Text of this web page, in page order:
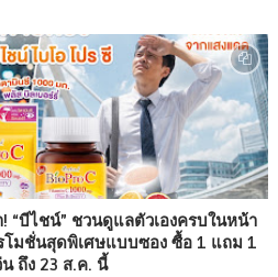
“บีไชน์” ชวนดูแลตัวเองครบในหน้า
โมชั่นสุดพิเศษแบบซอง ซื้อ 1 แถม 1
น ถึง 23 ส.ค. นี้